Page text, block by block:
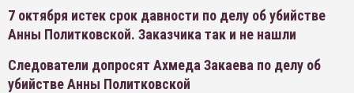
7 октября истек срок давности по делу об убийстве
Анны Политковской. Заказчика так и не нашли
Следователи допросят Ахмеда Закаева по делу об
убийстве Анны Политковской